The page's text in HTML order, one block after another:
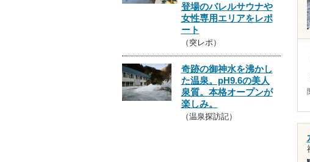
登場のバレルサウナや
女性専用エリアをレポ
ート
（突レポ）
奇跡の御神水を沸かし
た温泉。pH9.6の美人
泉質。本格オープンが
楽しみ。
（温泉探訪記）